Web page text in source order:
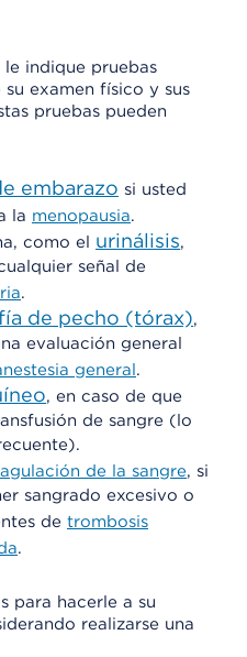
indique pruebas
examen físico y sus
pruebas pueden
embarazo si usted
la menopausia.
como el urinálisis,
señal de
.
de pecho (tórax),
evaluación general
general.
, en caso de que
de sangre (lo
de la sangre, si
sangrado excesivo o
de trombosis
.
para hacerle a su
realizarse una